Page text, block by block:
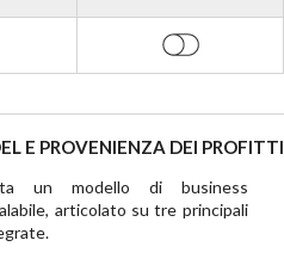
E PROVENIENZA DEI PROFITTI
un modello di business
articolato su tre principali
basati su AI, incluse
intelligenti, ambienti